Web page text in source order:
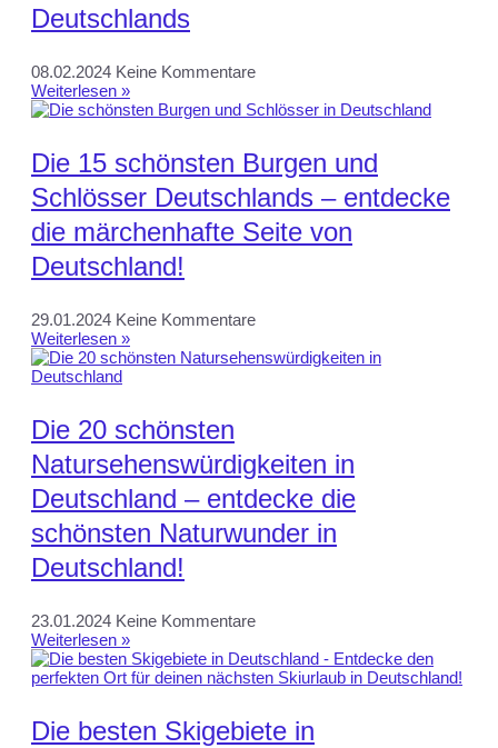
Deutschlands
08.02.2024 Keine Kommentare
Weiterlesen »
Die 15 schönsten Burgen und
Schlösser Deutschlands – entdecke
die märchenhafte Seite von
Deutschland!
29.01.2024 Keine Kommentare
Weiterlesen »
Die 20 schönsten
Natursehenswürdigkeiten in
Deutschland – entdecke die
schönsten Naturwunder in
Deutschland!
23.01.2024 Keine Kommentare
Weiterlesen »
Die besten Skigebiete in